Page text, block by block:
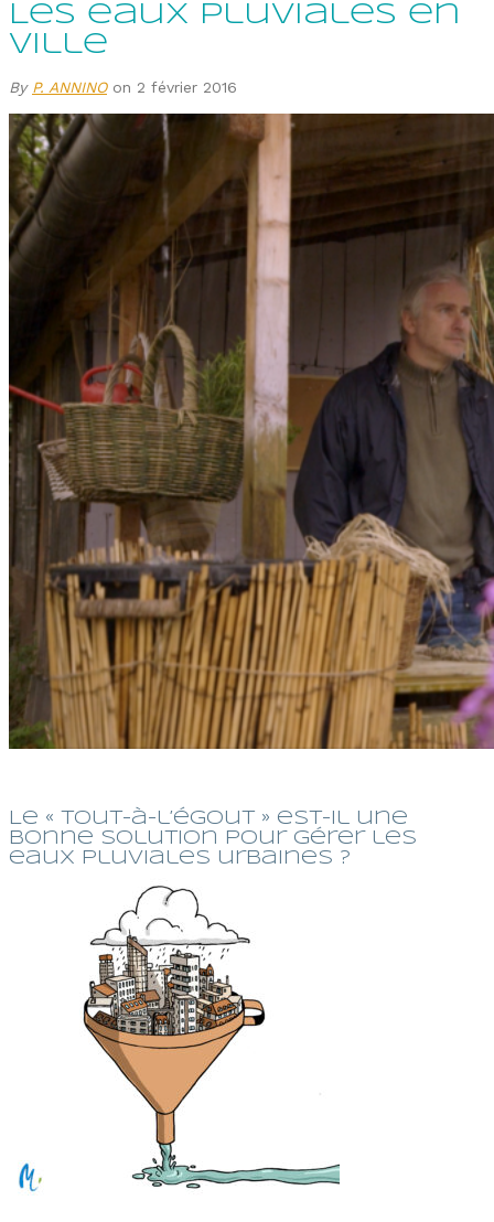
Les eaux pluviales en
ville
By P. ANNINO on 2 février 2016
Le « tout-à-l’égout » est-il une
bonne solution pour gérer les
eaux pluviales urbaines ?